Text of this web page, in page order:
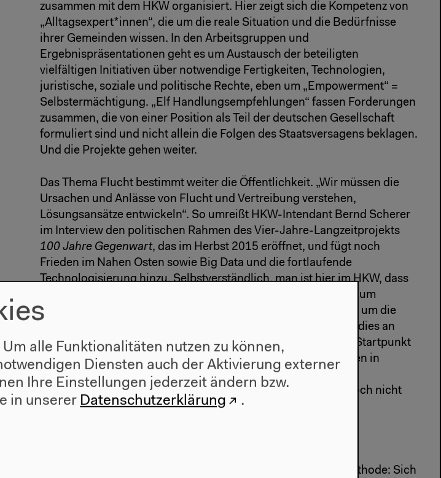
zusammen mit dem HKW organisiert. Hier zeigt sich die Kompetenz von
„Alltagsexpert*innen“, die um die reale Situation und die Bedürfnisse
ihrer Gemeinden wissen. In den Arbeitsgruppen und
Ergebnispräsentationen geht es um Austausch der beteiligten
vielfältigen Initiativen über notwendige Fertigkeiten, Technologien,
juristische, soziale und politische Rechte, eben um „Empowerment“ =
Selbstermächtigung. „Elf Handlungsempfehlungen“ fassen Forderungen
zusammen, die von einer Position als Teil der deutschen Gesellschaft
formuliert sind und nicht allein die Folgen des Staatsversagens beklagen.
Und die Projekte gehen weiter.
Das Thema Flucht bestimmt weiter die Öffentlichkeit. „Wir müssen die
Ursachen und Anlässe von Flucht und Vertreibung verstehen,
Lösungsansätze entwickeln“. So umreißt HKW-Intendant Bernd Scherer
im Interview den politischen Rahmen des Vier-Jahre-Langzeitprojekts
100 Jahre Gegenwart, das im Herbst 2015 eröffnet, und fügt noch
Frieden im Nahen Osten sowie Big Data und die fortlaufende
Technologisierung hinzu. Selbstverständlich, man ist hier im HKW, dass
es dabei nicht um platt-politische Forderungen geht, sondern um
Prozesse des Umdenkens, Einsichten in langfristige Prozesse, um die
Befreiung von vorgeblich alternativlosen Sachzwängen. Dass dies an
einem ganzen Jahrhundert festgemacht werden soll mit dem Startpunkt
1. Weltkrieg, hat – so die These - mit dessen Langzeitwirkungen in
Technik, Kultur, Umwelt und Sozialem zu tun. Die Geschichte
querdenken, um alternative Zukunftsmodelle zu gewinnen. Doch nicht
„alternate history“ à la „was wäre, wenn damals“, sondern die
Bei diesem Projekt geht es auch um die Behauptung einer Methode: Sich
alle Funktionalitäten nutzen zu können,
Diensten auch der Aktivierung externer
Ihre Einstellungen jederzeit ändern bzw.
in unserer Datenschutzerklärung .